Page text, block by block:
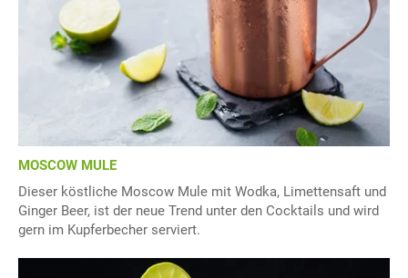
MOSCOW MULE
Dieser köstliche Moscow Mule mit Wodka, Limettensaft und
Ginger Beer, ist der neue Trend unter den Cocktails und wird
gern im Kupferbecher serviert.